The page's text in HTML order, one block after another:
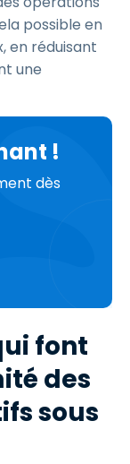
possible en
en réduisant
une
!
dès
font
des
sous